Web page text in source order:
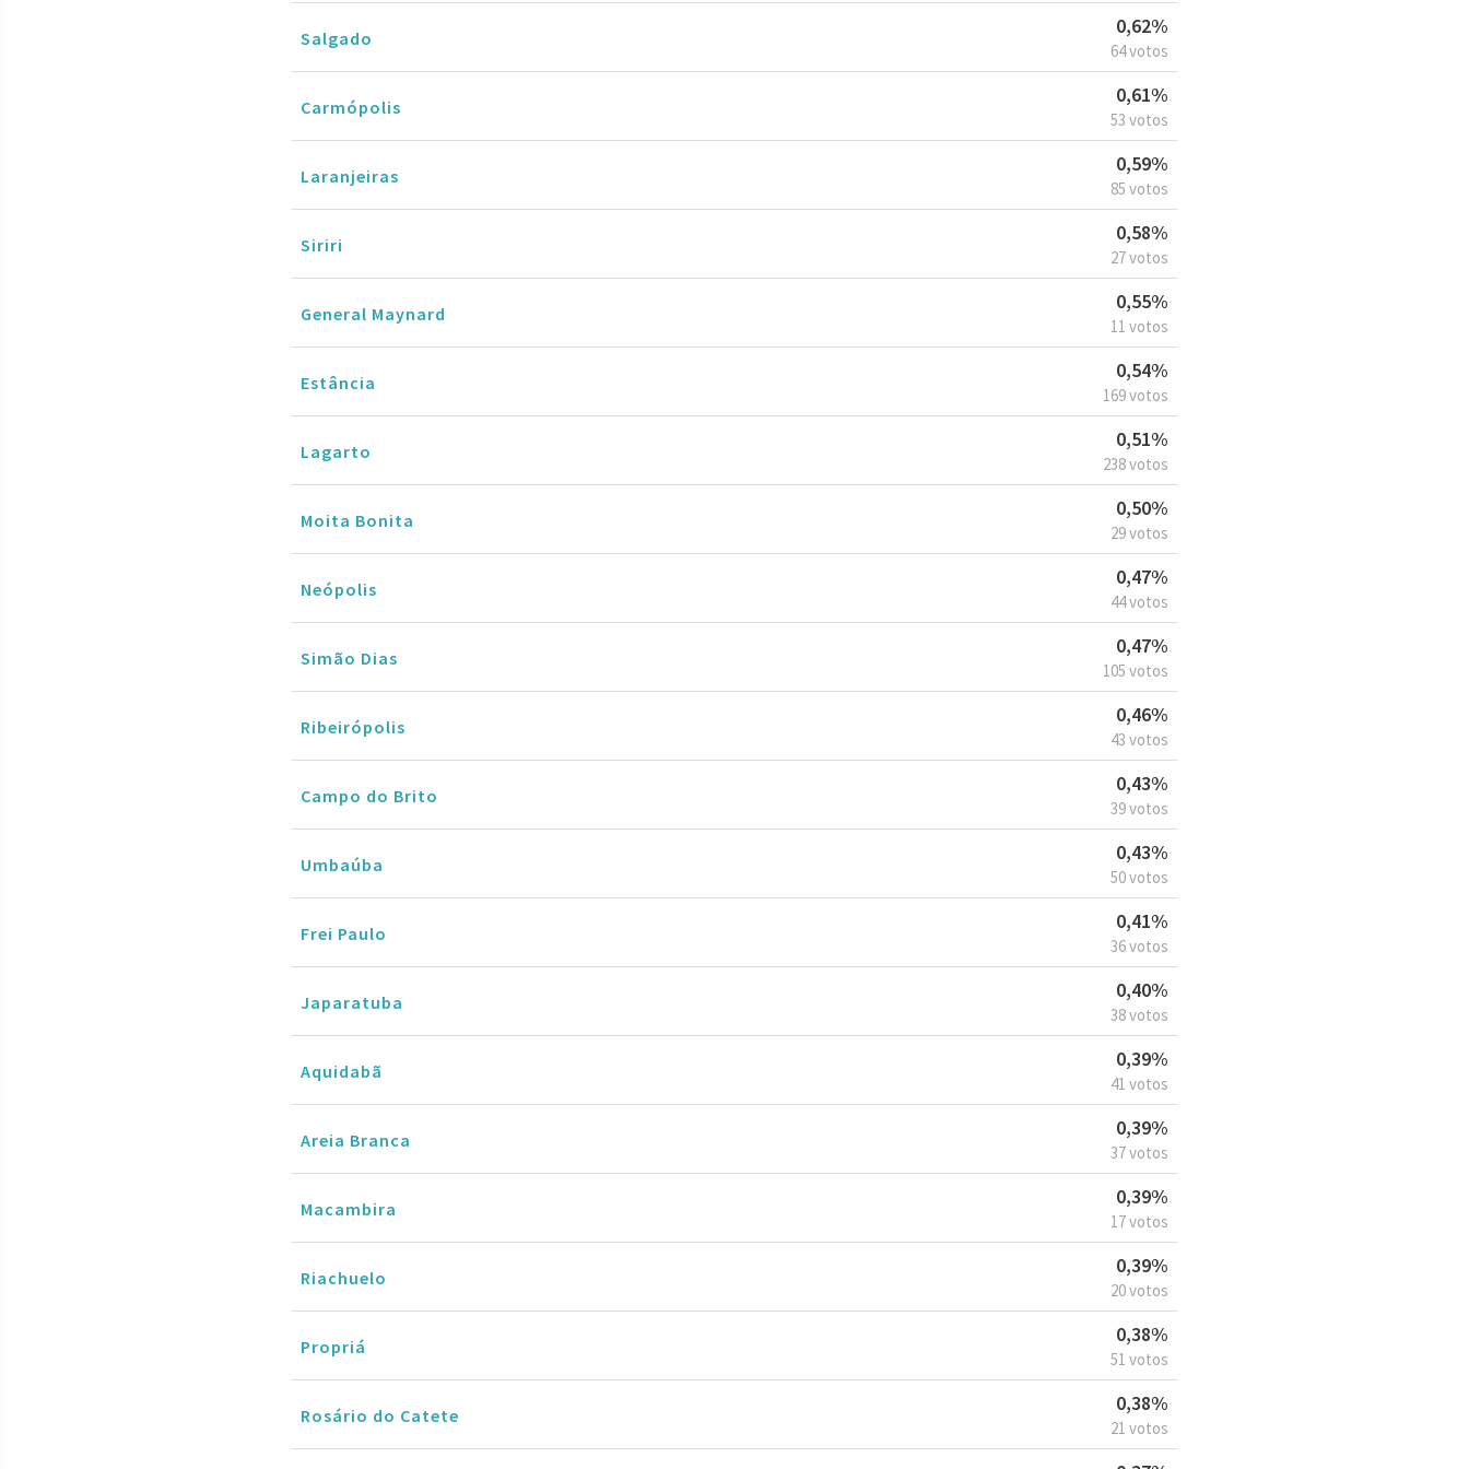
Salgado
0,62%
64 votos
Carmópolis
0,61%
53 votos
Laranjeiras
0,59%
85 votos
Siriri
0,58%
27 votos
General Maynard
0,55%
11 votos
Estância
0,54%
169 votos
Lagarto
0,51%
238 votos
Moita Bonita
0,50%
29 votos
Neópolis
0,47%
44 votos
Simão Dias
0,47%
105 votos
Ribeirópolis
0,46%
43 votos
Campo do Brito
0,43%
39 votos
Umbaúba
0,43%
50 votos
Frei Paulo
0,41%
36 votos
Japaratuba
0,40%
38 votos
Aquidabã
0,39%
41 votos
Areia Branca
0,39%
37 votos
Macambira
0,39%
17 votos
Riachuelo
0,39%
20 votos
Propriá
0,38%
51 votos
Rosário do Catete
0,38%
21 votos